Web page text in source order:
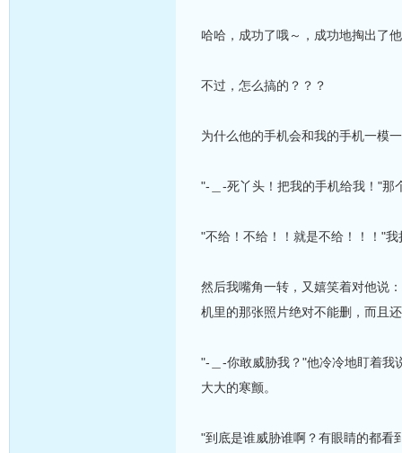
哈哈，成功了哦～，成功地掏出了
不过，怎么搞的？？？
为什么他的手机会和我的手机一模
"-＿-死丫头！把我的手机给我！"那
"不给！不给！！就是不给！！！"
然后我嘴角一转，又嬉笑着对他
机里的那张照片绝对不能删，而且
"-＿-你敢威胁我？"他冷冷地盯着我
大大的寒颤。
"到底是谁威胁谁啊？有眼睛的都看